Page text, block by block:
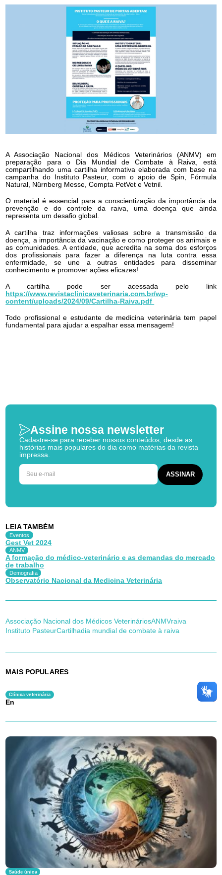
A Associação Nacional dos Médicos Veterinários (ANMV) em
preparação para o Dia Mundial de Combate à Raiva, está
compartilhando uma cartilha informativa elaborada com base na
campanha do Instituto Pasteur, com o apoio de Spin, Fórmula
Natural, Nürnberg Messe, Compta PetVet e Vetnil.
O material é essencial para a conscientização da importância da
prevenção e do controle da raiva, uma doença que ainda
representa um desafio global.
A cartilha traz informações valiosas sobre a transmissão da
doença, a importância da vacinação e como proteger os animais e
as comunidades. A entidade, que acredita na soma dos esforços
dos profissionais para fazer a diferença na luta contra essa
enfermidade, se une a outras entidades para disseminar
conhecimento e promover ações eficazes!
A cartilha pode ser acessada pelo link
https://www.revistaclinicaveterinaria.com.br/wp-
content/uploads/2024/09/Cartilha-Raiva.pdf
Todo profissional e estudante de medicina veterinária tem papel
fundamental para ajudar a espalhar essa mensagem!
Assine nossa newsletter
Cadastre-se para receber nossos conteúdos, desde as
histórias mais populares do dia como matérias da revista
impressa.
LEIA TAMBÉM
Eventos
Gest Vet 2024
ANMV
A formação do médico-veterinário e as demandas do mercado
de trabalho
Demografia
Observatório Nacional da Medicina Veterinária
Associação Nacional dos Médicos VeterináriosANMVraiva
Instituto PasteurCartilhadia mundial de combate à raiva
MAIS POPULARES
Clínica veterinária
En
Saúde única